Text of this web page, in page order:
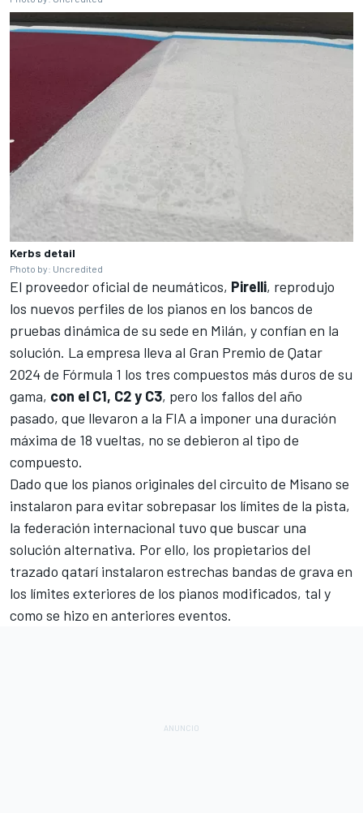
Kerbs detail
Photo by: Uncredited
El proveedor oficial de neumáticos, Pirelli, reprodujo
los nuevos perfiles de los pianos en los bancos de
pruebas dinámica de su sede en Milán, y confían en la
solución. La empresa lleva al Gran Premio de Qatar
2024 de Fórmula 1 los tres compuestos más duros de su
gama, con el C1, C2 y C3, pero los fallos del año
pasado, que llevaron a la FIA a imponer una duración
máxima de 18 vueltas, no se debieron al tipo de
compuesto.
Dado que los pianos originales del circuito de Misano se
instalaron para evitar sobrepasar los límites de la pista,
la federación internacional tuvo que buscar una
solución alternativa. Por ello, los propietarios del
trazado qatarí instalaron estrechas bandas de grava en
los límites exteriores de los pianos modificados, tal y
como se hizo en anteriores eventos.